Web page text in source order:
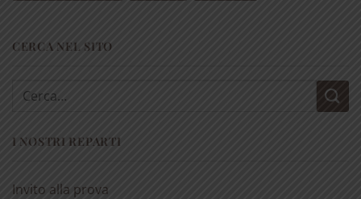
CERCA NEL SITO
Cerca:
I NOSTRI REPARTI
Invito alla prova